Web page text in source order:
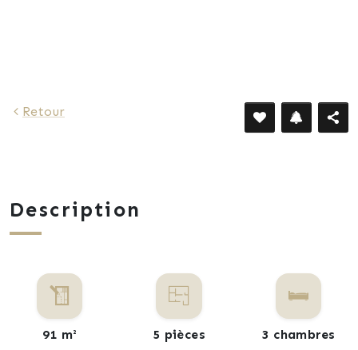
Retour
Description
91 m² 5 pièces 3 chambres